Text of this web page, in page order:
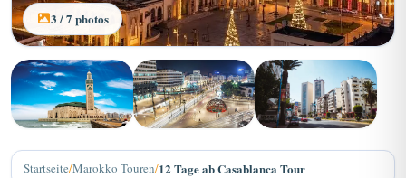
+3
Startseite/Marokko Touren/12 Tage ab Casablanca Tour